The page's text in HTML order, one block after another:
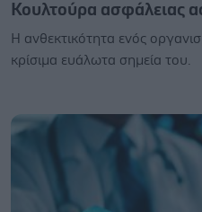
Κουλτούρα ασφάλειας
Η ανθεκτικότητα ενός
κρίσιμα ευάλωτα σημεία του.